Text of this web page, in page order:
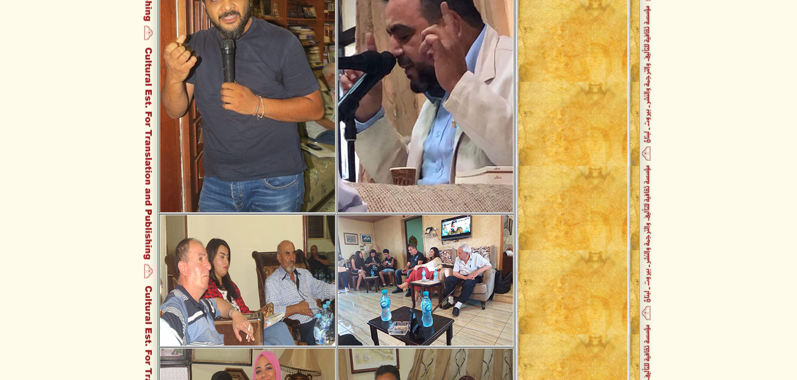
جديد دار الأمير : مختصر كتاب الحج
للدكتور علي شريعتي
صدر حديثاً كتاب دم ابيض
اصدارات مركز الحضارة لتنمية
الفكر الإسلامي